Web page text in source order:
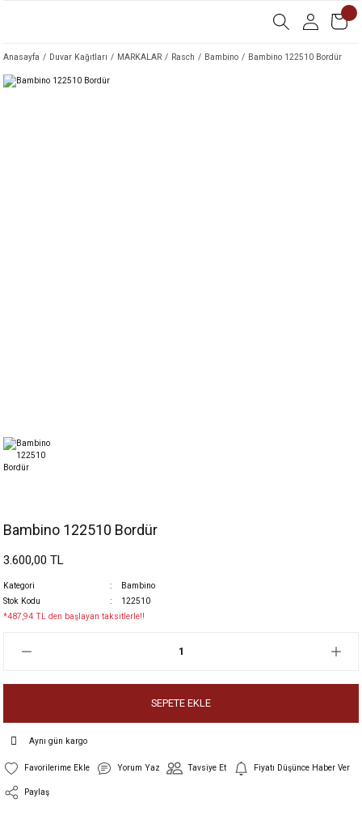
Anasayfa Duvar Kağıtları MARKALAR Rasch Bambino Bambino 122510 Bordür
Bambino 122510 Bordür
3.600,00 TL
Kategori
Bambino
Stok Kodu
122510
*487,94 TL den başlayan taksitlerle!!
SEPETE EKLE
Aynı gün kargo
Yorum Yaz Tavsiye Et Fiyatı Düşünce Haber Ver
Paylaş